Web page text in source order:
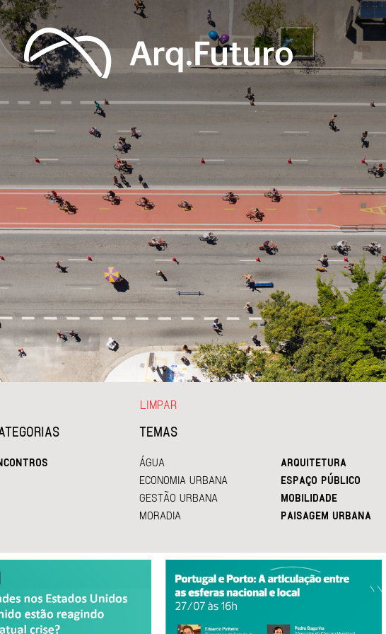
TEMAS
ÁGUA
ARQUITETURA
ECONOMIA URBANA
ESPAÇO PÚBLICO
GESTÃO URBANA
MOBILIDADE
MORADIA
PAISAGEM URBANA
LIMPAR